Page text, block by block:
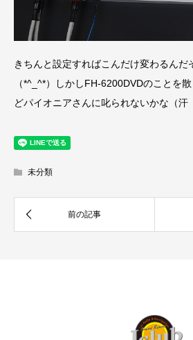
きちんと設定すればこんだけ変わるんだ
（*^_^*）しかしFH-6200DVDのことを
どパイオニアさんに叱られないかな（汗
未分類